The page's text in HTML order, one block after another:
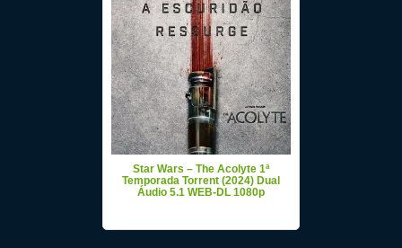
Star Wars – The Acolyte 1ª
Temporada Torrent (2024) Dual
Áudio 5.1 WEB-DL 1080p